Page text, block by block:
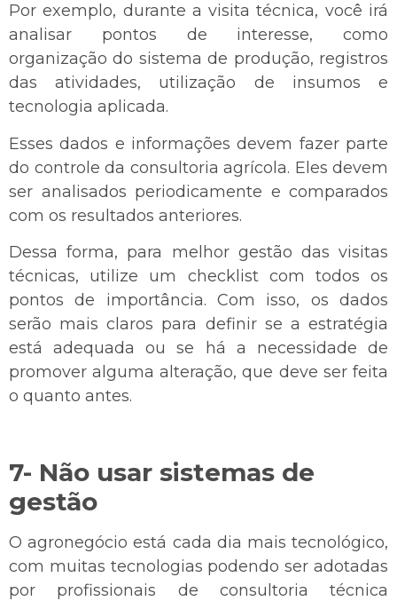
Por exemplo, durante a visita técnica, você irá
analisar pontos de interesse, como
organização do sistema de produção, registros
das atividades, utilização de insumos e
tecnologia aplicada.
Esses dados e informações devem fazer parte
do controle da consultoria agrícola. Eles devem
ser analisados periodicamente e comparados
com os resultados anteriores.
Dessa forma, para melhor gestão das visitas
técnicas, utilize um checklist com todos os
pontos de importância. Com isso, os dados
serão mais claros para definir se a estratégia
está adequada ou se há a necessidade de
promover alguma alteração, que deve ser feita
o quanto antes.
7- Não usar sistemas de
gestão
O agronegócio está cada dia mais tecnológico,
com muitas tecnologias podendo ser adotadas
por profissionais de consultoria técnica